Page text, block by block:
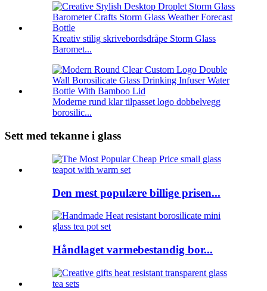
Kreativ stilig skrivebordsdråpe Storm Glass
Baromet...
Moderne rund klar tilpasset logo dobbelvegg
borosilic...
Sett med tekanne i glass
Den mest populære billige prisen...
Håndlaget varmebestandig bor...